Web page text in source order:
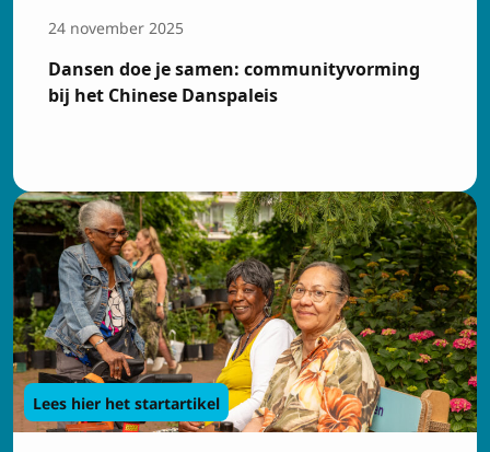
24 november 2025
Dansen doe je samen: communityvorming
bij het Chinese Danspaleis
Lees hier het startartikel